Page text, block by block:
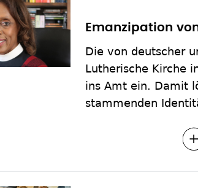
Emanzipation
Die von deutscher
Lutherische Kirche
ins Amt ein. Damit
stammenden